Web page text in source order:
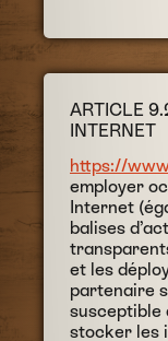
ARTICLE
INTERNET
https://
employer
Internet
balises
et les
partenaire
susceptible
stocker les